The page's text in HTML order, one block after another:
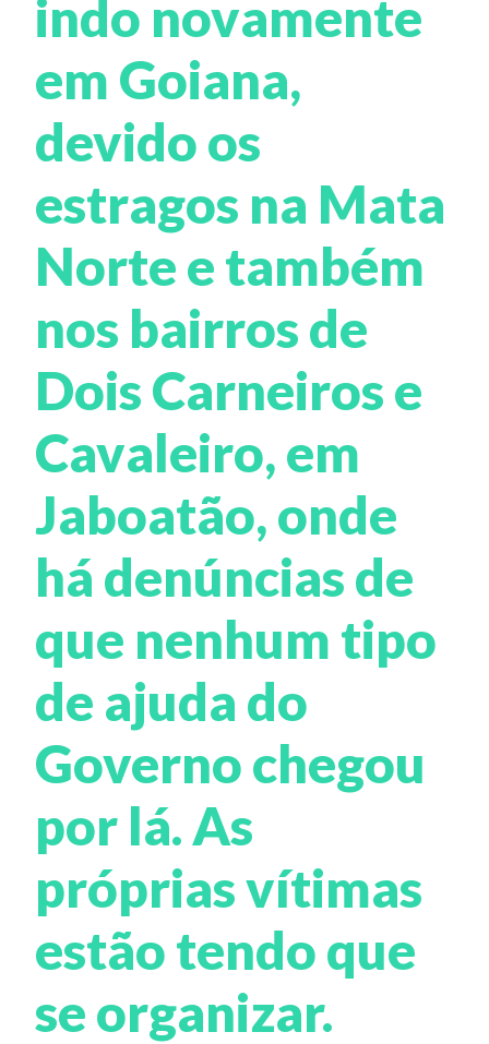
indo novamente
em Goiana,
devido os
estragos na Mata
Norte e também
nos bairros de
Dois Carneiros e
Cavaleiro, em
Jaboatão, onde
há denúncias de
que nenhum tipo
de ajuda do
Governo chegou
por lá. As
próprias vítimas
estão tendo que
se organizar.